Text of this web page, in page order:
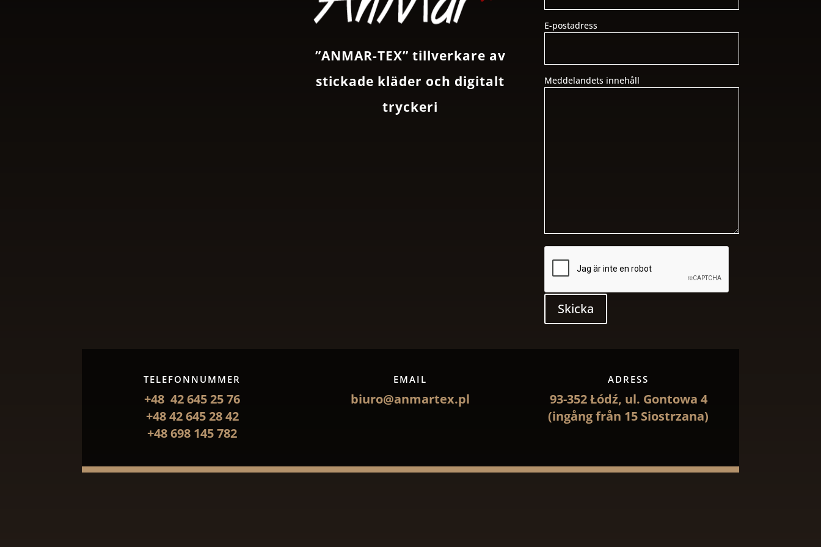
”ANMAR-TEX” tillverkare av
stickade kläder och digitalt
tryckeri
E-postadress
Meddelandets innehåll
Skicka
TELEFONNUMMER
+48 42 645 25 76
+48 42 645 28 42
+48 698 145 782
EMAIL
biuro@anmartex.pl
ADRESS
93-352 Łódź, ul. Gontowa 4
(ingång från 15 Siostrzana)